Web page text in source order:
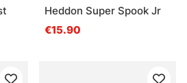
Heddon Super Spook Jr
€15.90